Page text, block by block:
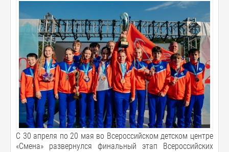
С 30 апреля по 20 мая во Всероссийском детском центре
«Смена» развернулся финальный этап Всероссийских